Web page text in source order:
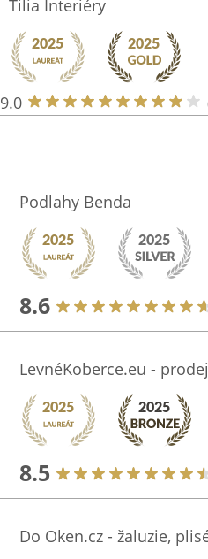
Tilia Interiéry
9.0
Podlahy Benda
8.6
LevnéKoberce.eu -
8.5
Do Oken.cz - žaluzie,